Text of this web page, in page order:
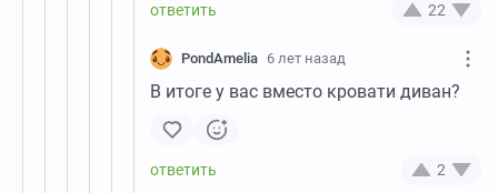
22
PondAmelia 6 лет назад
В итоге у вас вместо кровати диван?
2